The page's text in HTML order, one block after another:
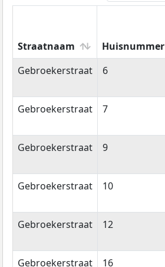
Straatnaam Huisnummer
Straatnaam
Huisnummer
Gebroekerstraat 6
Gebroekerstraat 7
Gebroekerstraat 9
Gebroekerstraat 10
Gebroekerstraat 12
Gebroekerstraat 16